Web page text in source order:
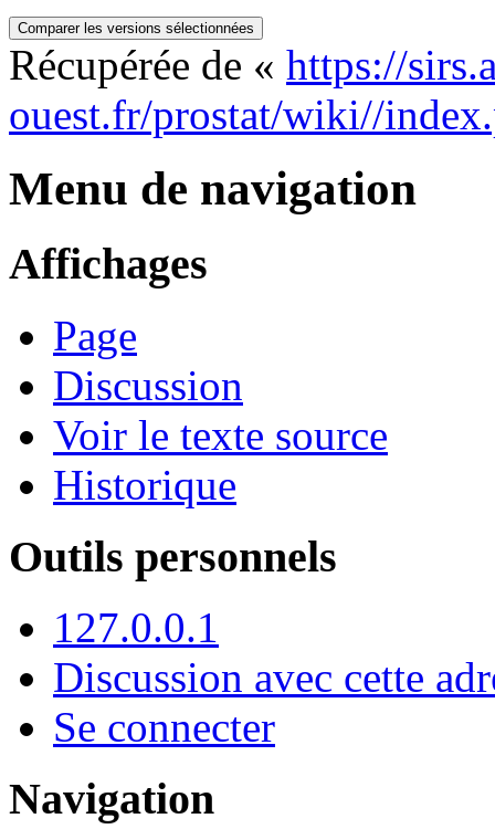
Récupérée de « https://
ouest.fr/prostat/wiki//
Menu de navigation
Affichages
Page
Discussion
Voir le texte source
Historique
Outils personnels
127.0.0.1
Discussion avec cette
Se connecter
Navigation